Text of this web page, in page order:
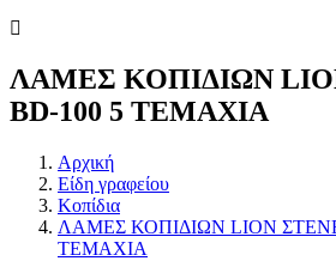
ΛΑΜΕΣ ΚΟΠΙΔΙΩΝ
BD-100 5 ΤΕΜΑΧΙΑ
Αρχική
Είδη γραφείου
Κοπίδια
ΛΑΜΕΣ ΚΟΠΙΔΙΩΝ LION
ΤΕΜΑΧΙΑ